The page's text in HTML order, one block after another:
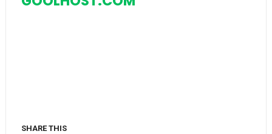
SHARE THIS